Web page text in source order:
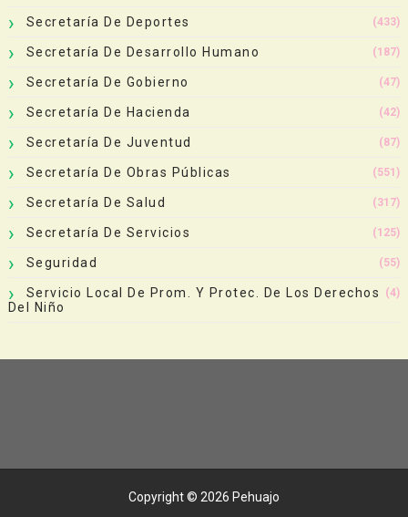
Secretaría De Deportes (433)
Secretaría De Desarrollo Humano (187)
Secretaría De Gobierno (47)
Secretaría De Hacienda (42)
Secretaría De Juventud (87)
Secretaría De Obras Públicas (551)
Secretaría De Salud (317)
Secretaría De Servicios (125)
Seguridad (55)
Servicio Local De Prom. Y Protec. De Los Derechos
Del Niño
(4)
Copyright © 2026 Pehuajo